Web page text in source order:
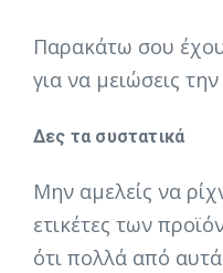
Παρακάτω σου
για να μειώσεις
Δες τα συστατικά
Μην αμελείς να
ετικέτες των
ότι πολλά από